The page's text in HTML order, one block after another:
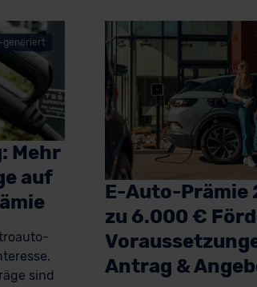
generiert
Mehr
auf
sind
E-Auto-Prämie
zu 6.000 €
Antrag &